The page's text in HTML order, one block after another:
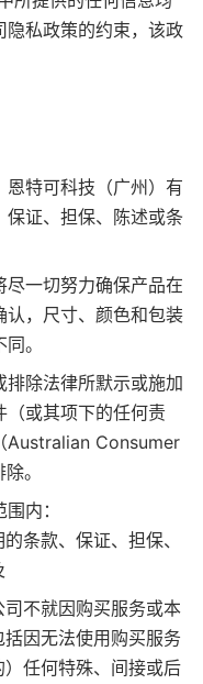
隐私政策的约束，该政
特可科技（广州）有
证、担保、陈述或条
一切努力确保产品在
认，尺寸、颜色和包装
。
除法律所默示或施加
（或其项下的任何责
Australian Consumer
。
内：
条款、保证、担保、
不就因购买服务或本
因无法使用购买服务
任何特殊、间接或后